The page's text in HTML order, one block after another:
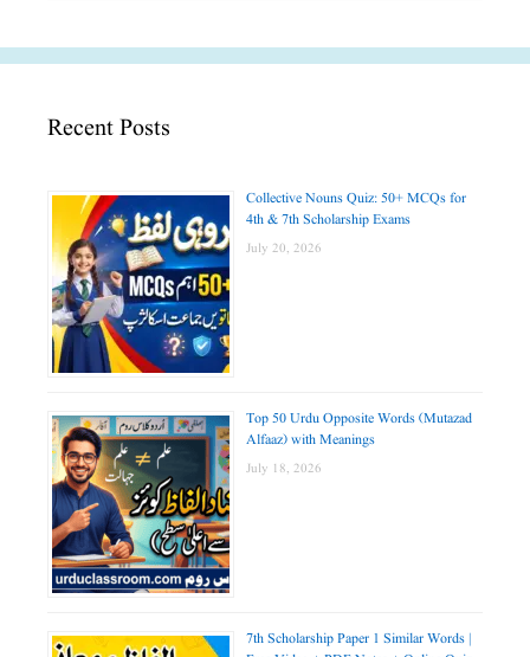
Recent Posts
Collective Nouns Quiz: 50+ MCQs for
4th & 7th Scholarship Exams
July 20, 2026
Top 50 Urdu Opposite Words (Mutazad
Alfaaz) with Meanings
July 18, 2026
7th Scholarship Paper 1 Similar Words |